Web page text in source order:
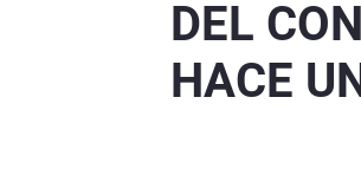
DEL
HACE